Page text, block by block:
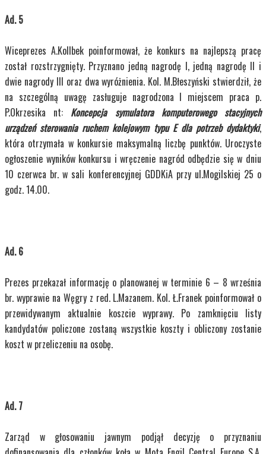
Ad. 5
Wiceprezes A.Kollbek poinformował, że konkurs na najlepszą pracę
został rozstrzygnięty. Przyznano jedną nagrodę I, jedną nagrodę II i
dwie nagrody III oraz dwa wyróżnienia. Kol. M.Błeszyński stwierdził, że
na szczególną uwagę zasługuje nagrodzona I miejscem praca p.
P.Okrzesika nt: Koncepcja symulatora komputerowego stacyjnych
urządzeń sterowania ruchem kolejowym typu E dla potrzeb dydaktyki,
która otrzymała w konkursie maksymalną liczbę punktów. Uroczyste
ogłoszenie wyników konkursu i wręczenie nagród odbędzie się w dniu
10 czerwca br. w sali konferencyjnej GDDKiA przy ul.Mogilskiej 25 o
godz. 14.00.
Ad. 6
Prezes przekazał informację o planowanej w terminie 6 – 8 września
br. wyprawie na Węgry z red. L.Mazanem. Kol. Ł.Franek poinformował o
przewidywanym aktualnie koszcie wyprawy. Po zamknięciu listy
kandydatów policzone zostaną wszystkie koszty i obliczony zostanie
koszt w przeliczeniu na osobę.
Ad. 7
Zarząd w głosowaniu jawnym podjął decyzję o przyznaniu